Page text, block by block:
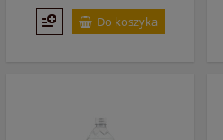
Do koszyka